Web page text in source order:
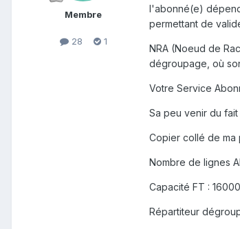
Membre
28 1
l'abonné(e)
permettant de
NRA (Noeud de
dégroupage, où
Votre Service
Sa peu venir du
Copier collé de ma
Nombre de lignes
Capacité FT : 16000
Répartiteur